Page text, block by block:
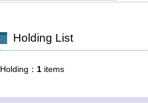
Holding List
Holding 1 items